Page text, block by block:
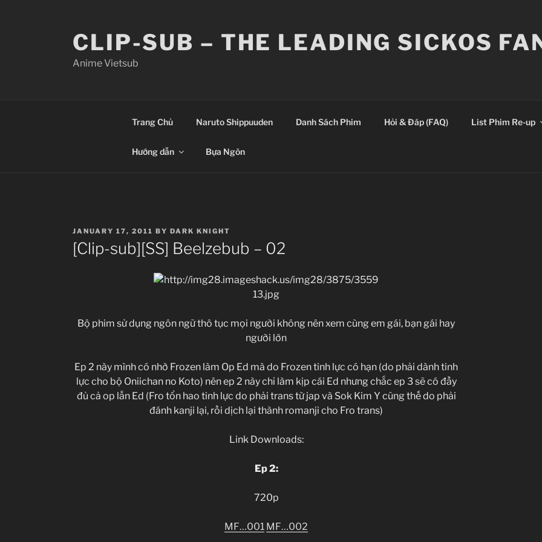
CLIP-SUB – THE LEADING SICKOS
Anime Vietsub
Trang Chủ Naruto Shippuuden Danh Sách Phim Hỏi & Đáp (FAQ) List Phim Re-up
Hướng dẫn Bựa Ngôn
POSTED
ON
JANUARY 17, 2011 BY DARK KNIGHT
[Clip-sub][SS] Beelzebub – 02
Bộ phim sử dụng ngôn ngữ thô tục mọi người không nên xem cùng em gái, bạn gái hay
người lớn
Ep 2 này mình có nhờ Frozen làm Op Ed mà do Frozen tinh lực có hạn (do phải dành tinh
lực cho bộ Oniichan no Koto) nên ep 2 này chỉ làm kịp cái Ed nhưng chắc ep 3 sẽ có đầy
đủ cả op lẫn Ed (Fro tổn hao tinh lực do phải trans từ jap và Sok Kim Y cũng thế do phải
đánh kanji lại, rồi dịch lại thành romanji cho Fro trans)
Link Downloads:
Ep 2:
720p
MF…001 MF…002